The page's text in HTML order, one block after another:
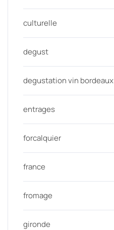
culturelle
degust
degustation vin bordeaux
entrages
forcalquier
france
fromage
gironde